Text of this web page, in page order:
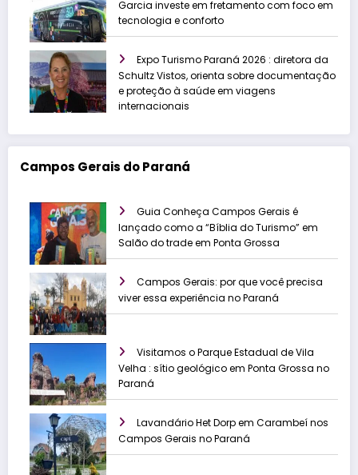
Garcia investe em fretamento com foco em
tecnologia e conforto
Expo Turismo Paraná 2026 : diretora da
Schultz Vistos, orienta sobre documentação
e proteção à saúde em viagens
internacionais
Campos Gerais do Paraná
Guia Conheça Campos Gerais é
lançado como a “Bíblia do Turismo” em
Salão do trade em Ponta Grossa
Campos Gerais: por que você precisa
viver essa experiência no Paraná
Visitamos o Parque Estadual de Vila
Velha : sítio geológico em Ponta Grossa no
Paraná
Lavandário Het Dorp em Carambeí nos
Campos Gerais no Paraná